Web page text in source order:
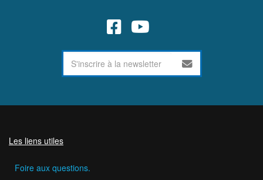
Les liens utiles
Foire aux questions.